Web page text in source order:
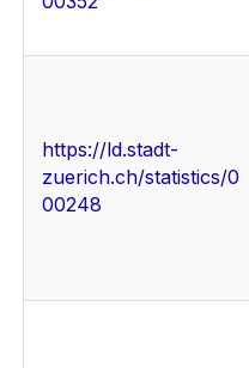
https://ld.stadt-
zuerich.ch/statistics/0
00248